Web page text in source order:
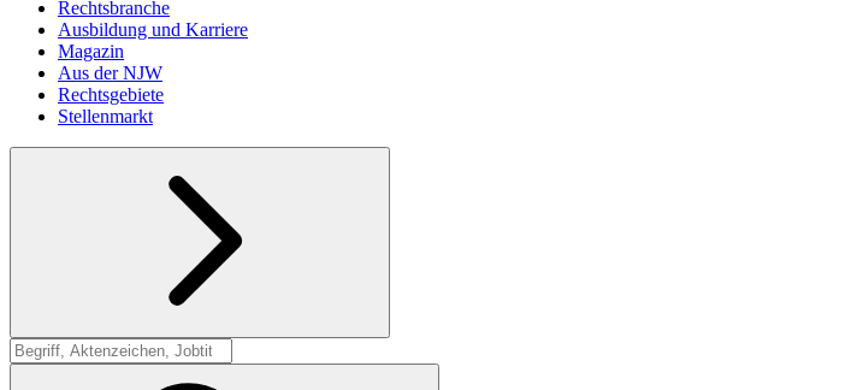
Rechtsbranche
Ausbildung und Karriere
Magazin
Aus der NJW
Rechtsgebiete
Stellenmarkt
Suche